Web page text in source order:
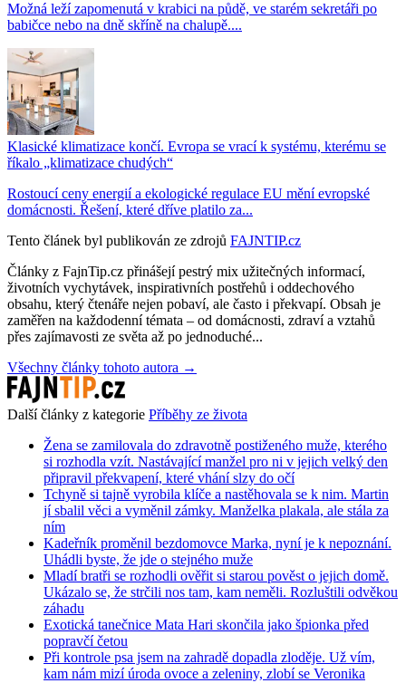
Možná leží zapomenutá v krabici na půdě, ve starém sekretáři po
babičce nebo na dně skříně na chalupě....
Klasické klimatizace končí. Evropa se vrací k systému, kterému se
říkalo „klimatizace chudých“
Rostoucí ceny energií a ekologické regulace EU mění evropské
domácnosti. Řešení, které dříve platilo za...
Tento článek byl publikován ze zdrojů FAJNTIP.cz
Články z FajnTip.cz přinášejí pestrý mix užitečných informací,
životních vychytávek, inspirativních postřehů i oddechového
obsahu, který čtenáře nejen pobaví, ale často i překvapí. Obsah je
zaměřen na každodenní témata – od domácnosti, zdraví a vztahů
přes zajímavosti ze světa až po jednoduché...
Všechny články tohoto autora →
Další články z kategorie Příběhy ze života
Žena se zamilovala do zdravotně postiženého muže, kterého
si rozhodla vzít. Nastávající manžel pro ni v jejich velký den
připravil překvapení, které vhání slzy do očí
Tchyně si tajně vyrobila klíče a nastěhovala se k nim. Martin
jí sbalil věci a vyměnil zámky. Manželka plakala, ale stála za
ním
Kadeřník proměnil bezdomovce Marka, nyní je k nepoznání.
Uhádli byste, že jde o stejného muže
Mladí bratři se rozhodli ověřit si starou pověst o jejich domě.
Ukázalo se, že strčili nos tam, kam neměli. Rozluštili odvěkou
záhadu
Exotická tanečnice Mata Hari skončila jako špionka před
popravčí četou
Při kontrole psa jsem na zahradě dopadla zloděje. Už vím,
kam nám mizí úroda ovoce a zeleniny, zlobí se Veronika